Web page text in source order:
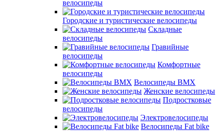
велосипеды
Городские и туристические велосипеды
Складные
велосипеды
Гравийные
велосипеды
Комфортные
велосипеды
Велосипеды BMX
Женские велосипеды
Подростковые
велосипеды
Электровелосипеды
Велосипеды Fat bike